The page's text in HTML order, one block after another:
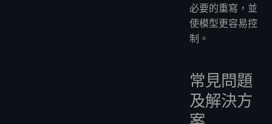
必要的重寫，並
使模型更容易控
制。
常見問題
及解決方